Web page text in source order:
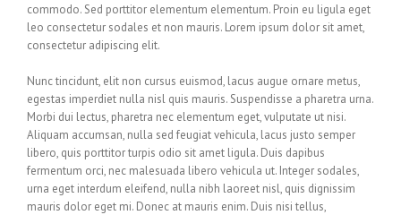
commodo. Sed porttitor elementum elementum. Proin eu ligula eget
leo consectetur sodales et non mauris. Lorem ipsum dolor sit amet,
consectetur adipiscing elit.
Nunc tincidunt, elit non cursus euismod, lacus augue ornare metus,
egestas imperdiet nulla nisl quis mauris. Suspendisse a pharetra urna.
Morbi dui lectus, pharetra nec elementum eget, vulputate ut nisi.
Aliquam accumsan, nulla sed feugiat vehicula, lacus justo semper
libero, quis porttitor turpis odio sit amet ligula. Duis dapibus
fermentum orci, nec malesuada libero vehicula ut. Integer sodales,
urna eget interdum eleifend, nulla nibh laoreet nisl, quis dignissim
mauris dolor eget mi. Donec at mauris enim. Duis nisi tellus,